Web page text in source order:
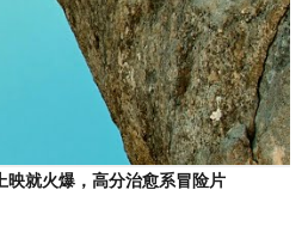
映就火爆，高分治愈系冒险片